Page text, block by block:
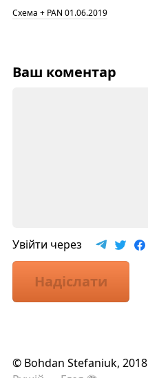
Схема + PAN 01.06.2019
Ваш коментар
Увійти через
Надіслати
© Bohdan Stefaniuk, 2018